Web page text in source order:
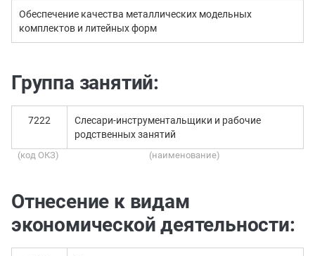
Обеспечение качества металлических модельных
комплектов и литейных форм
Группа занятий:
7222
Слесари-инструментальщики и рабочие
родственных занятий
(код ОКЗ) (наименование)
Отнесение к видам
экономической деятельности: